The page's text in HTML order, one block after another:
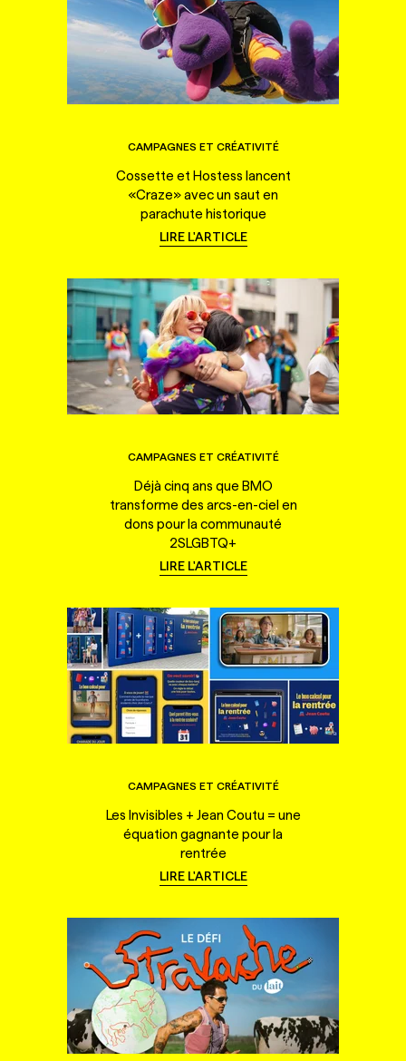
CAMPAGNES ET CRÉATIVITÉ
Cossette et Hostess lancent
«Craze» avec un saut en
parachute historique
LIRE L'ARTICLE
CAMPAGNES ET CRÉATIVITÉ
Déjà cinq ans que BMO
transforme des arcs-en-ciel en
dons pour la communauté
2SLGBTQ+
LIRE L'ARTICLE
CAMPAGNES ET CRÉATIVITÉ
Les Invisibles + Jean Coutu = une
équation gagnante pour la
rentrée
LIRE L'ARTICLE